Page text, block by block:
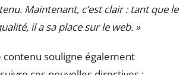
Maintenant, c’est clair : tant que le
il a sa place sur le web. »
contenu souligne également